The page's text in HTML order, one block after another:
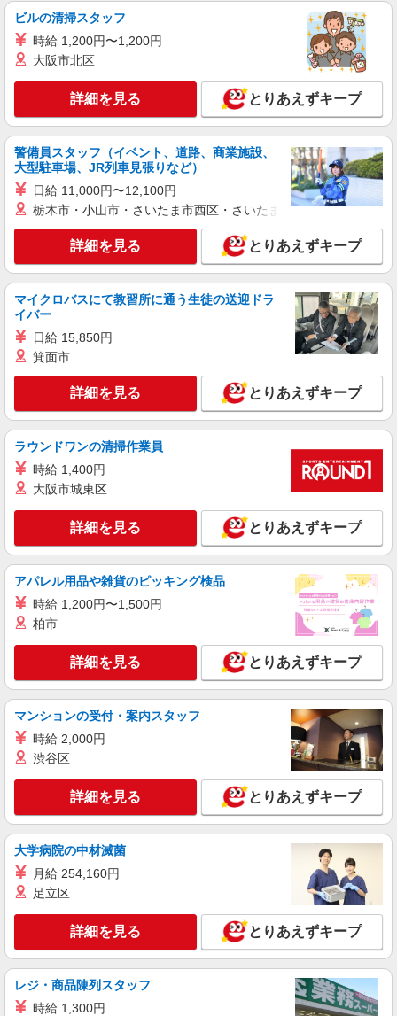
派遣社員
株式会社kotrio /●SI-H-2018101
≪本庄駅≫夜勤なし！未経験・ブランクOKの
デイスタッフ
時給1600円〜2250円 ＜日払い有/週払い有/交
通費全支給(ガソリン代含む)＞
キープ 詳細を見る
日研トータルソーシング株式会社 メディカルケア事業部/高崎オフィ
未経験・無資格OKの介護スタッフ
時給1,350円〜1,500円 ★週払いOK（規定あ
埼玉県本庄市 【最寄駅】児玉駅 ★勤務地は
3000ヶ所以上★ 自宅から通いやすいエリアなど、
キープ 詳細を見る
アルバイト パート 派遣社員
日研トータルソーシング株式会社 メディカルケア事業部/高崎オフィ
ス【看護助手】
時給1,250円 ★週払いOK（規定あり） ※給与
幅は経験・能力による
埼玉県本庄市 【最寄駅】児玉駅
キープ 詳細を見る
アルバイト
日研トータルソーシング株式会社 メディカルケア事業部/高崎オフィ
介護スタッフ／資格あり or 経験者
時給1,380円〜1,500円 ◆無資格・経験者：時
給1,380円〜 ◆初任者研修・未経験：時給1,380
円〜 ◆初任者研修・経験者：時給1,400円〜 ◆介
り）
埼玉県本庄市 【最寄駅】本庄早稲田駅 ★勤務
地は3000ヶ所以上★ 自宅から通いやすいエリアな
ど、お好きな勤務地をお選び下さい！！
キープ 詳細を見る
派遣社員
株式会社kotrio /●SI-H-2101847
高齢者マンション★日払いOKで急な出費に対
時給1600円〜2250円 ＜日払い有/週払い有/交
通費全支給(ガソリン代含む)＞
本庄市 ★交通費全額支給
キープ 詳細を見る
ビルの清掃スタッフ
時給 1,200円〜1,200円
大阪市北区
詳細を見る とりあえずキープ
警備員スタッフ（イベント、道路、商業施設、
大型駐車場、JR列車見張りなど）
日給 11,000円〜12,100円
栃木市・小山市・さいたま市西区・さいたま市岩槻区・久喜市・
詳細を見る とりあえずキープ
マイクロバスにて教習所に通う生徒の送迎ドラ
イバー
日給 15,850円
箕面市
詳細を見る とりあえずキープ
ラウンドワンの清掃作業員
時給 1,400円
大阪市城東区
詳細を見る とりあえずキープ
アパレル用品や雑貨のピッキング検品
時給 1,200円〜1,500円
柏市
詳細を見る とりあえずキープ
マンションの受付・案内スタッフ
時給 2,000円
渋谷区
詳細を見る とりあえずキープ
大学病院の中材滅菌
月給 254,160円
足立区
詳細を見る とりあえずキープ
レジ・商品陳列スタッフ
時給 1,300円